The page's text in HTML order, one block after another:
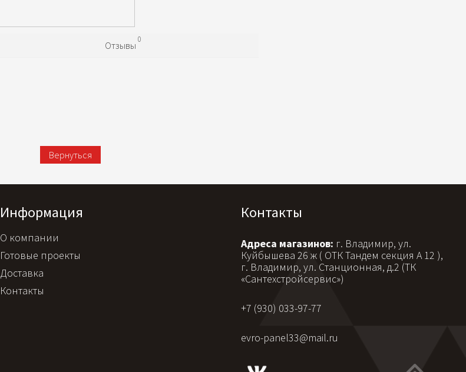
Отзывы
0
Вернуться
Информация
О компании
Готовые проекты
Доставка
Контакты
Контакты
Адреса магазинов: г. Владимир, ул.
Куйбышева 26 ж ( ОТК Тандем секция А 12 ),
г. Владимир, ул. Станционная, д.2 (ТК
«Сантехстройсервис»)
+7 (930) 033-97-77
evro-panel33@mail.ru